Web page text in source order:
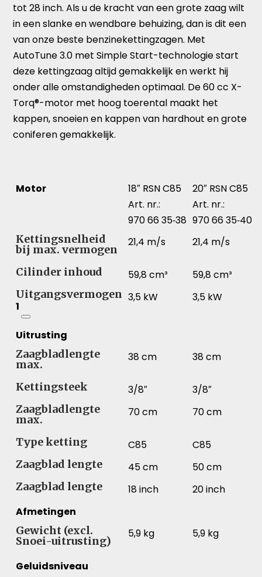
tot 28 inch. Als u de kracht van een grote zaag wilt
in een slanke en wendbare behuizing, dan is dit een
van onze beste benzinekettingzagen. Met
AutoTune 3.0 met Simple Start-technologie start
deze kettingzaag altijd gemakkelijk en werkt hij
onder alle omstandigheden optimaal. De 60 cc X-
Torq®-motor met hoog toerental maakt het
kappen, snoeien en kappen van hardhout en grote
coniferen gemakkelijk.
Motor
18″ RSN C85
Art. nr.:
970 66 35‑38
20″ RSN C85
Art. nr.:
970 66 35‑40
Kettingsnelheid
bij max. vermogen
21,4 m/s 21,4 m/s
Cilinder inhoud 59,8 cm³
59,8 cm³
Uitgangsvermogen
1
3,5 kW 3,5 kW
Uitrusting
Zaagbladlengte
max.
38 cm 38 cm
Kettingsteek 3/8″
3/8″
Zaagbladlengte
max.
70 cm 70 cm
Type ketting C85
C85
Zaagblad lengte
45 cm
50 cm
Zaagblad lengte
18 inch
20 inch
Afmetingen
Gewicht (excl.
Snoei-uitrusting)
5,9 kg 5,9 kg
Geluidsniveau